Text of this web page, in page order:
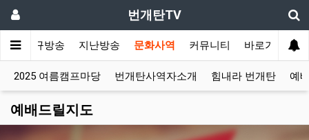
번개탄TV
정규방송 지난방송 문화사역 커뮤니티 바로가기
2025 여름캠프마당 번개탄사역자소개 힘내라 번개탄 예
예배드릴지도